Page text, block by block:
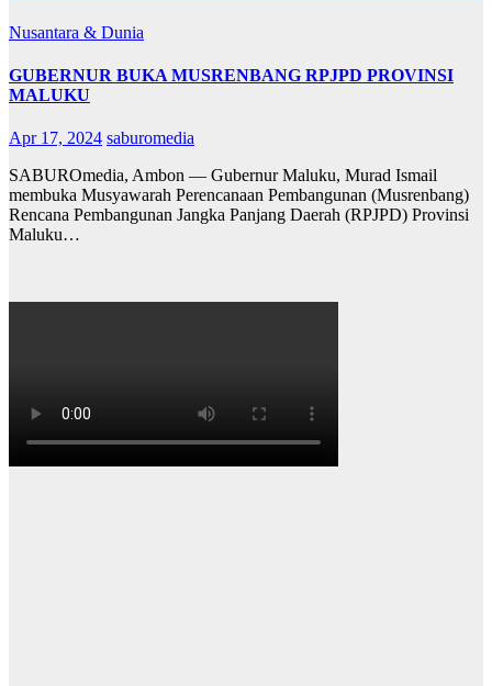
Nusantara & Dunia
GUBERNUR BUKA MUSRENBANG RPJPD PROVINSI
MALUKU
Apr 17, 2024 saburomedia
SABUROmedia, Ambon — Gubernur Maluku, Murad Ismail
membuka Musyawarah Perencanaan Pembangunan (Musrenbang)
Rencana Pembangunan Jangka Panjang Daerah (RPJPD) Provinsi
Maluku…